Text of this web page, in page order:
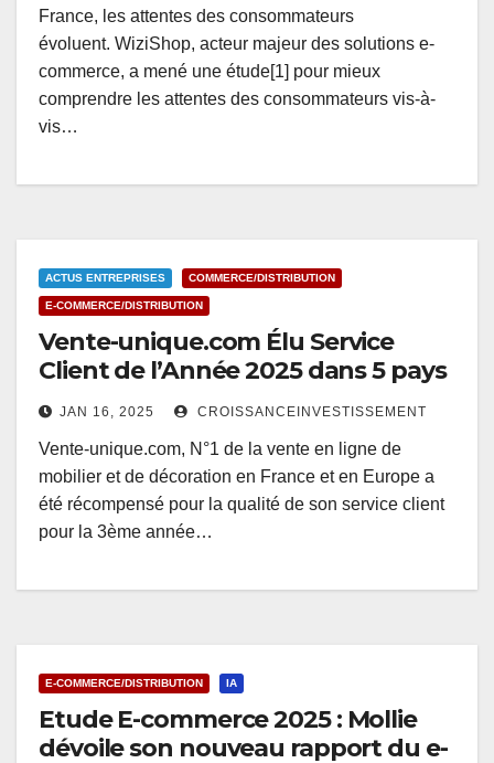
France, les attentes des consommateurs
évoluent. WiziShop, acteur majeur des solutions e-
commerce, a mené une étude[1] pour mieux
comprendre les attentes des consommateurs vis-à-
vis…
ACTUS ENTREPRISES COMMERCE/DISTRIBUTION
E-COMMERCE/DISTRIBUTION
Vente-unique.com Élu Service
Client de l’Année 2025 dans 5 pays
JAN 16, 2025 CROISSANCEINVESTISSEMENT
Vente-unique.com, N°1 de la vente en ligne de
mobilier et de décoration en France et en Europe a
été récompensé pour la qualité de son service client
pour la 3ème année…
E-COMMERCE/DISTRIBUTION IA
Etude E-commerce 2025 : Mollie
dévoile son nouveau rapport du e-